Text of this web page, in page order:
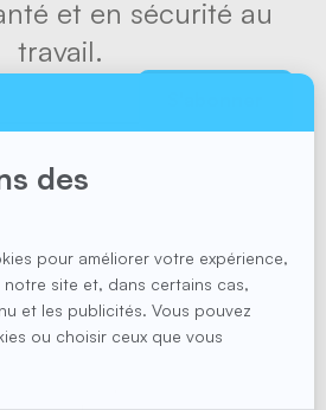
et en sécurité au
travail.